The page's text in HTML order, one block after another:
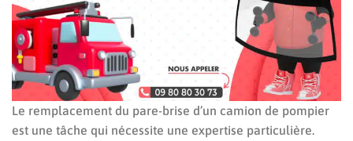
Le remplacement du pare-brise d’un camion de pompier
est une tâche qui nécessite une expertise particulière.